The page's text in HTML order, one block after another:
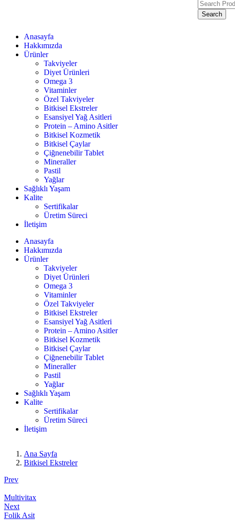
Search
Anasayfa
Hakkımızda
Ürünler
Takviyeler
Diyet Ürünleri
Omega 3
Vitaminler
Özel Takviyeler
Bitkisel Ekstreler
Esansiyel Yağ Asitleri
Protein – Amino Asitler
Bitkisel Kozmetik
Bitkisel Çaylar
Çiğnenebilir Tablet
Mineraller
Pastil
Yağlar
Sağlıklı Yaşam
Kalite
Sertifikalar
Üretim Süreci
İletişim
Anasayfa
Hakkımızda
Ürünler
Takviyeler
Diyet Ürünleri
Omega 3
Vitaminler
Özel Takviyeler
Bitkisel Ekstreler
Esansiyel Yağ Asitleri
Protein – Amino Asitler
Bitkisel Kozmetik
Bitkisel Çaylar
Çiğnenebilir Tablet
Mineraller
Pastil
Yağlar
Sağlıklı Yaşam
Kalite
Sertifikalar
Üretim Süreci
İletişim
Ana Sayfa
Bitkisel Ekstreler
Prev
Multivitax
Next
Folik Asit